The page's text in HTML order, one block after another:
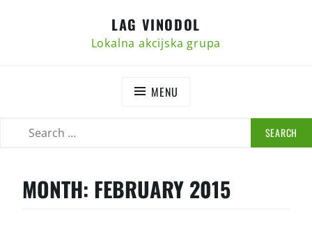
LAG VINODOL
Lokalna akcijska grupa
MENU
MONTH: FEBRUARY 2015